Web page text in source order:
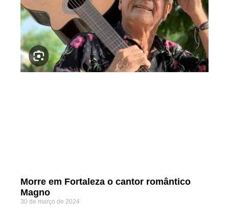
Morre em Fortaleza o cantor romântico
Magno
30 de março de 2024